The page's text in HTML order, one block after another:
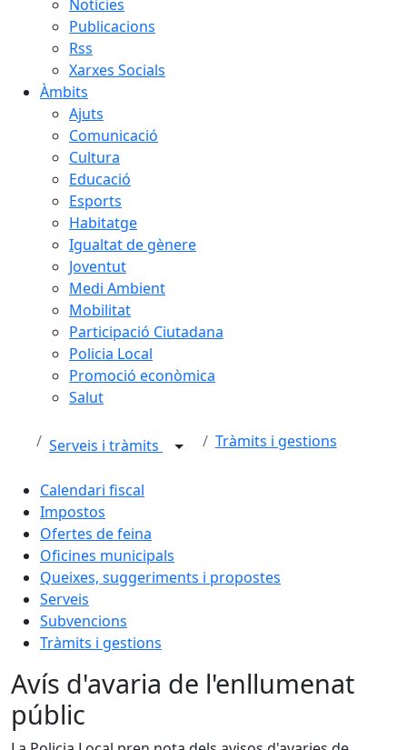
Notícies
Publicacions
Rss
Xarxes Socials
Àmbits
Ajuts
Comunicació
Cultura
Educació
Esports
Habitatge
Igualtat de gènere
Joventut
Medi Ambient
Mobilitat
Participació Ciutadana
Policia Local
Promoció econòmica
Salut
Serveis i tràmits Tràmits i gestions
Calendari fiscal
Impostos
Ofertes de feina
Oficines municipals
Queixes, suggeriments i propostes
Serveis
Subvencions
Tràmits i gestions
Avís d'avaria de l'enllumenat
públic